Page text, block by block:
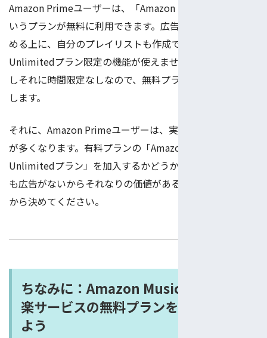
Amazon Primeユーザーは、「Amazon Music Prime」と
いうプランが無料に利用できます。広告なしに音楽を楽し
める上に、自分のプレイリストも作成できます。
Unlimitedプラン限定の機能が使えませんが、追加料金な
しそれに時間限定なしなので、無料プランよりはオススメ
します。
それに、Amazon Primeユーザーは、実に利用できる機能
が多くなります。有料プランの「Amazon Music
Unlimitedプラン」を加入するかどうかと、支払わなくて
も広告がないからそれなりの価値があるかと、よく考えて
から決めてください。
ちなみに：Amazon Musicとほかの音
楽サービスの無料プランを比較してみ
よう